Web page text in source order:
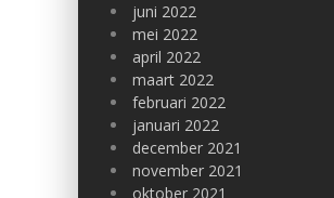
juni 2022
mei 2022
april 2022
maart 2022
februari 2022
januari 2022
december 2021
november 2021
oktober 2021